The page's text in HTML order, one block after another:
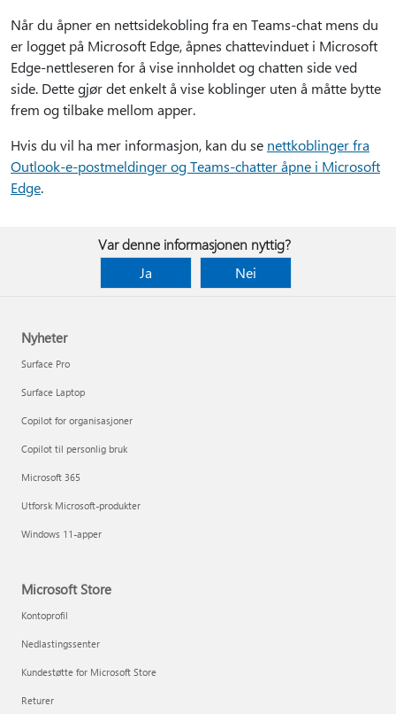
Når du åpner en nettsidekobling fra en Teams-chat mens du
er logget på Microsoft Edge, åpnes chattevinduet i Microsoft
Edge-nettleseren for å vise innholdet og chatten side ved
side. Dette gjør det enkelt å vise koblinger uten å måtte bytte
frem og tilbake mellom apper.
Hvis du vil ha mer informasjon, kan du se nettkoblinger fra
Outlook-e-postmeldinger og Teams-chatter åpne i Microsoft
Edge.
Var denne informasjonen nyttig?
Ja
Nei
Nyheter
Surface Pro
Surface Laptop
Copilot for organisasjoner
Copilot til personlig bruk
Microsoft 365
Utforsk Microsoft-produkter
Windows 11-apper
Microsoft Store
Kontoprofil
Nedlastingssenter
Kundestøtte for Microsoft Store
Returer